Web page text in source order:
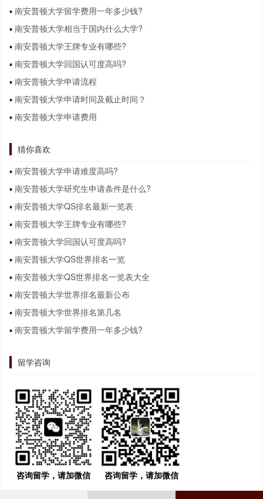
南安普顿大学留学费用一年多少钱?
南安普顿大学相当于国内什么大学?
南安普顿大学王牌专业有哪些?
南安普顿大学回国认可度高吗?
南安普顿大学申请流程
南安普顿大学申请时间及截止时间？
南安普顿大学申请费用
猜你喜欢
南安普顿大学申请难度高吗?
南安普顿大学研究生申请条件是什么?
南安普顿大学QS排名最新一览表
南安普顿大学王牌专业有哪些?
南安普顿大学回国认可度高吗?
南安普顿大学QS世界排名一览
南安普顿大学QS世界排名一览表大全
南安普顿大学世界排名最新公布
南安普顿大学世界排名第几名
南安普顿大学留学费用一年多少钱?
留学咨询
咨询留学，请加微信 咨询留学，请加微信